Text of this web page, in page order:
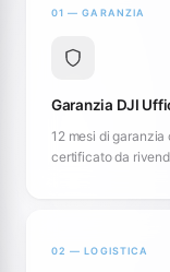
01 — GARANZIA
Garanzia DJI
12 mesi di
certificato da
02 — LOGISTICA